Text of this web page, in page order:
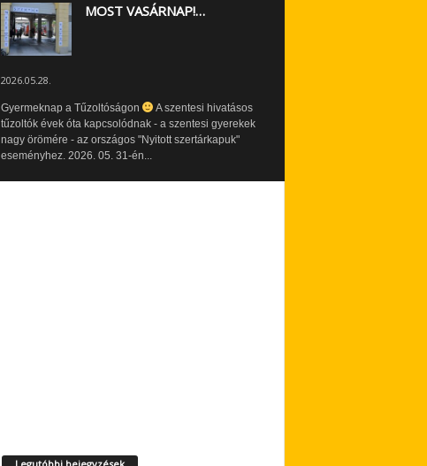
MOST VASÁRNAP!…
2026.05.28.
Gyermeknap a Tűzoltóságon
A szentesi hivatásos
tűzoltók évek óta kapcsolódnak - a szentesi gyerekek
nagy örömére - az országos "Nyitott szertárkapuk"
eseményhez. 2026. 05. 31-én...